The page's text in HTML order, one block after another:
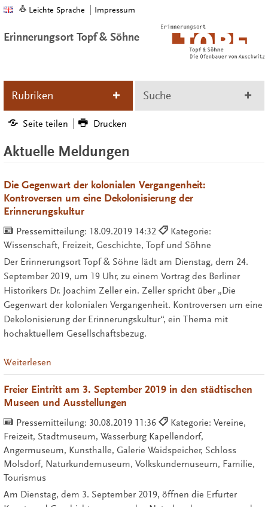
Leichte Sprache Impressum
Erinnerungsort Topf & Söhne
Rubriken Suche
Seite teilen Drucken
Aktuelle Meldungen
Die Gegenwart der kolonialen Vergangenheit:
Kontroversen um eine Dekolonisierung der
Erinnerungskultur
Pressemitteilung: 18.09.2019 14:32
Kategorie:
Wissenschaft, Freizeit, Geschichte, Topf und Söhne
Der Erinnerungsort Topf & Söhne lädt am Dienstag, dem 24.
September 2019, um 19 Uhr, zu einem Vortrag des Berliner
Historikers Dr. Joachim Zeller ein. Zeller spricht über „Die
Gegenwart der kolonialen Vergangenheit. Kontroversen um eine
Dekolonisierung der Erinnerungskultur“, ein Thema mit
hochaktuellem Gesellschaftsbezug.
Weiterlesen
Freier Eintritt am 3. September 2019 in den städtischen
Museen und Ausstellungen
Pressemitteilung: 30.08.2019 11:36
Kategorie: Vereine,
Freizeit, Stadtmuseum, Wasserburg Kapellendorf,
Angermuseum, Kunsthalle, Galerie Waidspeicher, Schloss
Molsdorf, Naturkundemuseum, Volkskundemuseum, Familie,
Tourismus
Am Dienstag, dem 3. September 2019, öffnen die Erfurter